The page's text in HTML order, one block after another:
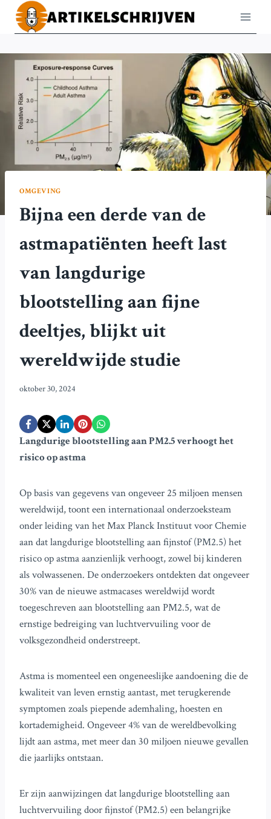
Doorgaan
naar
OMGEVING
Bijna een derde van de
astmapatiënten heeft last
van langdurige
blootstelling aan fijne
deeltjes, blijkt uit
wereldwijde studie
oktober 30, 2024
Langdurige blootstelling aan PM2.5 verhoogt het
risico op astma
Op basis van gegevens van ongeveer 25 miljoen mensen
wereldwijd, toont een internationaal onderzoeksteam
onder leiding van het Max Planck Instituut voor Chemie
aan dat langdurige blootstelling aan fijnstof (PM2.5) het
risico op astma aanzienlijk verhoogt, zowel bij kinderen
als volwassenen. De onderzoekers ontdekten dat ongeveer
30% van de nieuwe astmacases wereldwijd wordt
toegeschreven aan blootstelling aan PM2.5, wat de
ernstige bedreiging van luchtvervuiling voor de
volksgezondheid onderstreept.
Astma is momenteel een ongeneeslijke aandoening die de
kwaliteit van leven ernstig aantast, met terugkerende
symptomen zoals piepende ademhaling, hoesten en
kortademigheid. Ongeveer 4% van de wereldbevolking
lijdt aan astma, met meer dan 30 miljoen nieuwe gevallen
die jaarlijks ontstaan.
Er zijn aanwijzingen dat langdurige blootstelling aan
luchtvervuiling door fijnstof (PM2.5) een belangrijke